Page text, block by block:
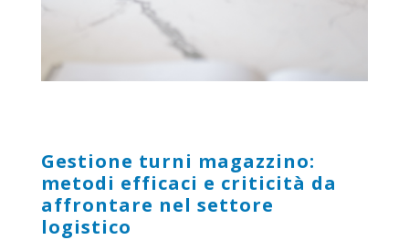
Gestione turni magazzino:
metodi efficaci e criticità da
affrontare nel settore
logistico